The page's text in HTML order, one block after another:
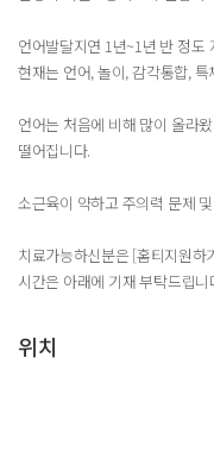
언어발달지연 1년~1년 반 정도
현재는 언어, 놀이, 감각통합,
언어는 처음에 비해 많이 올라
떨어집니다.
소근육이 약하고 주의력 문제
치료가능하신분은 [홈티지원하
시간은 아래에 기재 부탁드립니
위치